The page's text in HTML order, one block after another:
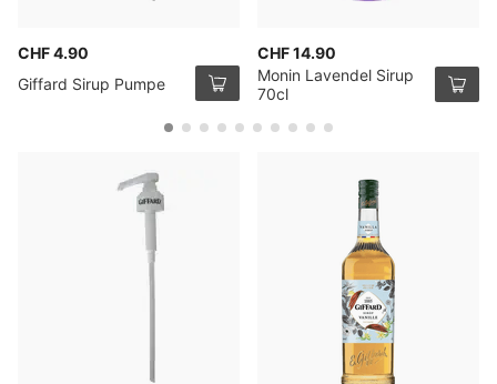
CHF 4.90
Giffard Sirup Pumpe
CHF 14.90
Monin Lavendel Sirup
70cl